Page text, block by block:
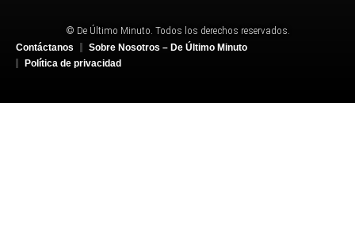
© De Último Minuto. Todos los derechos reservados.
Contáctanos
Sobre Nosotros – De Último Minuto
Política de privacidad